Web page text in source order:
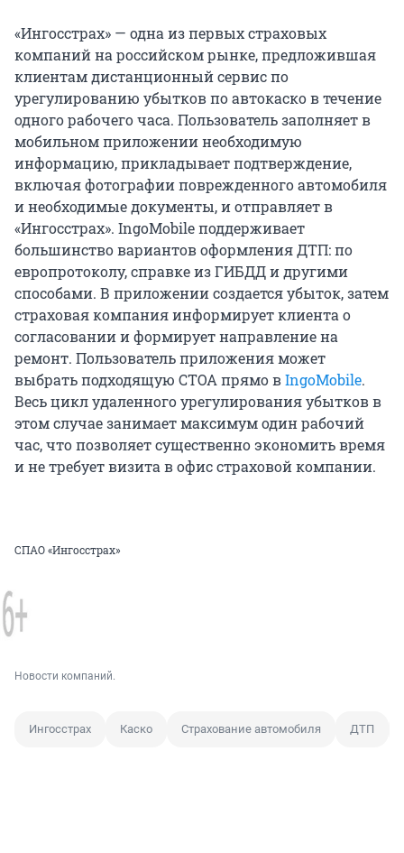
«Ингосстрах» — одна из первых страховых
компаний на российском рынке, предложившая
клиентам дистанционный сервис по
урегулированию убытков по автокаско в течение
одного рабочего часа. Пользователь заполняет в
мобильном приложении необходимую
информацию, прикладывает подтверждение,
включая фотографии поврежденного автомобиля
и необходимые документы, и отправляет в
«Ингосстрах». IngoMobile поддерживает
большинство вариантов оформления ДТП: по
европротоколу, справке из ГИБДД и другими
способами. В приложении создается убыток, затем
страховая компания информирует клиента о
согласовании и формирует направление на
ремонт. Пользователь приложения может
выбрать подходящую СТОА прямо вIngoMobile.
Весь цикл удаленного урегулирования убытков в
этом случае занимает максимум один рабочий
час, что позволяет существенно экономить время
и не требует визита в офис страховой компании.
СПАО «Ингосстрах»
Новости компаний.
Ингосстрах Каско Страхование автомобиля ДТП